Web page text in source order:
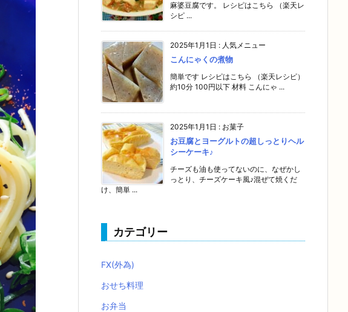
麻婆豆腐です。 レシピはこちら （楽天レ
シピ ...
2025年1月1日 : 人気メニュー
こんにゃくの煮物
簡単です レシピはこちら （楽天レシピ）
約10分 100円以下 材料 こんにゃ ...
2025年1月1日 : お菓子
お豆腐とヨーグルトの超しっとりヘル
シーケーキ♪
チーズも油も使ってないのに、なぜかし
っとり、チーズケーキ風♪混ぜて焼くだ
け、簡単 ...
カテゴリー
FX(外為)
おせち料理
お弁当